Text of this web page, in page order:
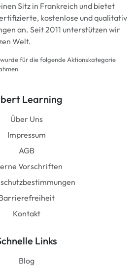
Sitz in Frankreich und bietet
kostenlose und qualitativ
an. Seit 2011 unterstützen wir
Welt.
für die folgende Aktionskategorie
Learning
Über Uns
Impressum
AGB
Vorschriften
Kontakt
Links
Blog